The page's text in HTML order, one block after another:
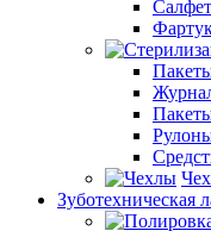
Зуботехническая